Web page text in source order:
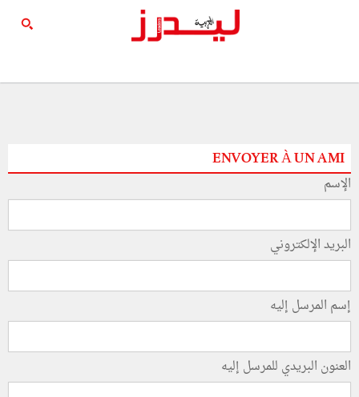
ENVOYER À UN AMI
الإسم
البريد الإلكتروني
إسم المرسل إليه
العنون البريدي للمرسل إليه